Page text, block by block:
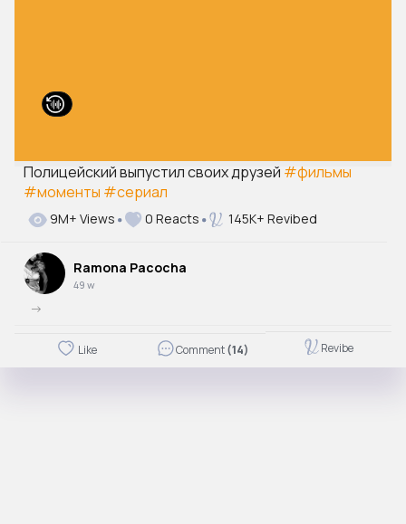
Полицейский выпустил своих друзей #фильмы
#моменты #сериал
9M+ Views 0 Reacts 145K+ Revibed
Ramona Pacocha
49 w
->
Like Comment(14) Revibe